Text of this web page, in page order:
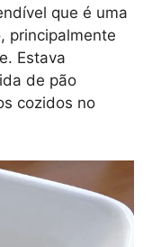
que é uma
principalmente
Estava
de pão
cozidos no